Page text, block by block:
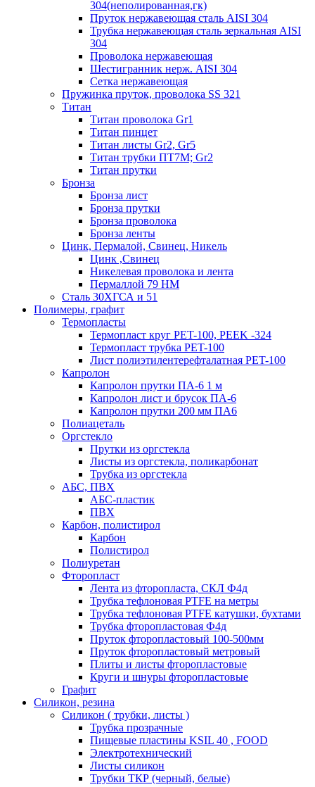
304(неполированная,гк)
Пруток нержавеющая сталь AISI 304
Трубка нержавеющая сталь зеркальная AISI
304
Проволока нержавеющая
Шестигранник нерж. AISI 304
Сетка нержавеющая
Пружинка пруток, проволока SS 321
Титан
Титан проволока Gr1
Титан пинцет
Титан листы Gr2, Gr5
Титан трубки ПТ7М; Gr2
Титан прутки
Бронза
Бронза лист
Бронза прутки
Бронза проволока
Бронза ленты
Цинк, Пермалой, Свинец, Никель
Цинк ,Свинец
Никелевая проволока и лента
Пермаллой 79 НМ
Сталь 30ХГСА и 51
Полимеры, графит
Термопласты
Термопласт круг PET-100, PEEK -324
Термопласт трубка PET-100
Лист полиэтилентерефталатная PET-100
Капролон
Капролон прутки ПА-6 1 м
Капролон лист и брусок ПА-6
Капролон прутки 200 мм ПА6
Полиацеталь
Оргстекло
Прутки из оргстекла
Листы из оргстекла, поликарбонат
Трубка из оргстекла
АБС, ПВХ
АБС-пластик
ПВХ
Карбон, полистирол
Карбон
Полистирол
Полиуретан
Фторопласт
Лента из фторопласта, СКЛ Ф4д
Трубка тефлоновая PTFE на метры
Трубка тефлоновая PTFE катушки, бухтами
Трубка фторопластовая Ф4д
Пруток фторопластовый 100-500мм
Пруток фторопластовый метровый
Плиты и листы фторопластовые
Круги и шнуры фторопластовые
Графит
Силикон, резина
Силикон ( трубки, листы )
Трубка прозрачные
Пищевые пластины KSIL 40 , FOOD
Электротехнический
Листы силикон
Трубки ТКР (черный, белые)